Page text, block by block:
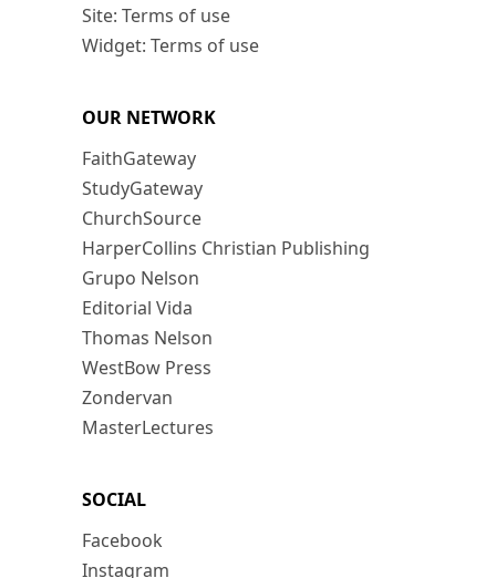
Site: Terms of use
Widget: Terms of use
OUR NETWORK
FaithGateway
StudyGateway
ChurchSource
HarperCollins Christian Publishing
Grupo Nelson
Editorial Vida
Thomas Nelson
WestBow Press
Zondervan
MasterLectures
SOCIAL
Facebook
Instagram